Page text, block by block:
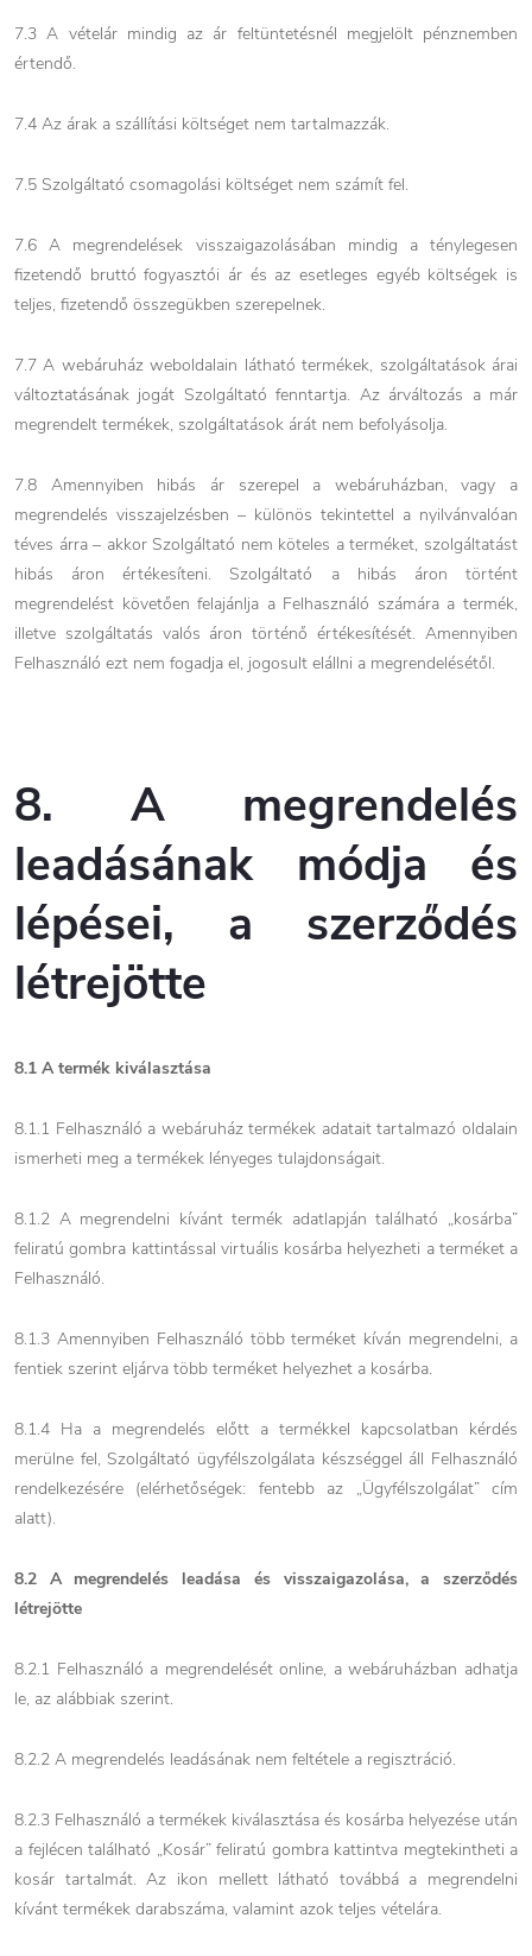
7.3 A vételár mindig az ár feltüntetésnél megjelölt pénznemben
értendő.
7.4 Az árak a szállítási költséget nem tartalmazzák.
7.5 Szolgáltató csomagolási költséget nem számít fel.
7.6 A megrendelések visszaigazolásában mindig a ténylegesen
fizetendő bruttó fogyasztói ár és az esetleges egyéb költségek is
teljes, fizetendő összegükben szerepelnek.
7.7 A webáruház weboldalain látható termékek, szolgáltatások árai
változtatásának jogát Szolgáltató fenntartja. Az árváltozás a már
megrendelt termékek, szolgáltatások árát nem befolyásolja.
7.8 Amennyiben hibás ár szerepel a webáruházban, vagy a
megrendelés visszajelzésben – különös tekintettel a nyilvánvalóan
téves árra – akkor Szolgáltató nem köteles a terméket, szolgáltatást
hibás áron értékesíteni. Szolgáltató a hibás áron történt
megrendelést követően felajánlja a Felhasználó számára a termék,
illetve szolgáltatás valós áron történő értékesítését. Amennyiben
Felhasználó ezt nem fogadja el, jogosult elállni a megrendelésétől.
8. A megrendelés
leadásának módja és
lépései, a szerződés
létrejötte
8.1 A termék kiválasztása
8.1.1 Felhasználó a webáruház termékek adatait tartalmazó oldalain
ismerheti meg a termékek lényeges tulajdonságait.
8.1.2 A megrendelni kívánt termék adatlapján található „kosárba”
feliratú gombra kattintással virtuális kosárba helyezheti a terméket a
Felhasználó.
8.1.3 Amennyiben Felhasználó több terméket kíván megrendelni, a
fentiek szerint eljárva több terméket helyezhet a kosárba.
8.1.4 Ha a megrendelés előtt a termékkel kapcsolatban kérdés
merülne fel, Szolgáltató ügyfélszolgálata készséggel áll Felhasználó
rendelkezésére (elérhetőségek: fentebb az „Ügyfélszolgálat” cím
alatt).
8.2 A megrendelés leadása és visszaigazolása, a szerződés
létrejötte
8.2.1 Felhasználó a megrendelését online, a webáruházban adhatja
le, az alábbiak szerint.
8.2.2 A megrendelés leadásának nem feltétele a regisztráció.
8.2.3 Felhasználó a termékek kiválasztása és kosárba helyezése után
a fejlécen található „Kosár” feliratú gombra kattintva megtekintheti a
kosár tartalmát. Az ikon mellett látható továbbá a megrendelni
kívánt termékek darabszáma, valamint azok teljes vételára.